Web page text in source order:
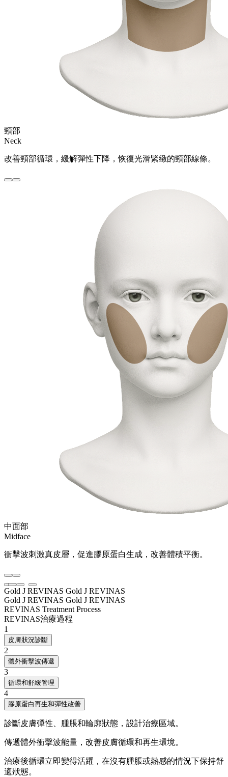
頸部
Neck
改善頸部循環，緩解彈性下降，恢復光滑緊緻的頸部線條。
中面部
Midface
衝擊波刺激真皮層，促進膠原蛋白生成，改善體積平衡。
Gold J REVINAS Gold J REVINAS
Gold J REVINAS Gold J REVINAS
REVINAS Treatment Process
REVINAS治療過程
1
皮膚狀況診斷
2
體外衝擊波傳遞
3
循環和舒緩管理
4
膠原蛋白再生和彈性改善
診斷皮膚彈性、腫脹和輪廓狀態，設計治療區域。
傳遞體外衝擊波能量，改善皮膚循環和再生環境。
治療後循環立即變得活躍，在沒有腫脹或熱感的情況下保持舒
適狀態。